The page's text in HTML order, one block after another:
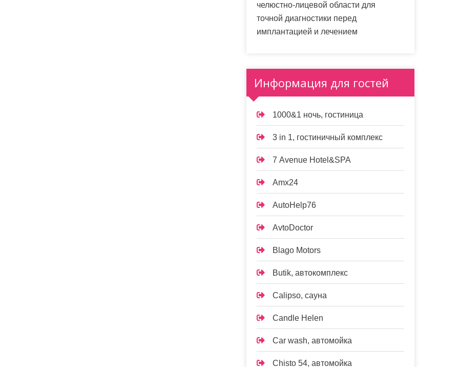
челюстно-лицевой области для
точной диагностики перед
имплантацией и лечением
Информация для гостей
1000&1 ночь, гостиница
3 in 1, гостиничный комплекс
7 Avenue Hotel&SPA
Amx24
AutoHelp76
AvtoDoctor
Blago Motors
Butik, автокомплекс
Calipso, сауна
Candle Helen
Car wash, автомойка
Chisto 54, автомойка